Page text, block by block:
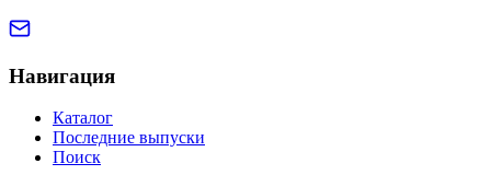
Навигация
Каталог
Последние выпуски
Поиск